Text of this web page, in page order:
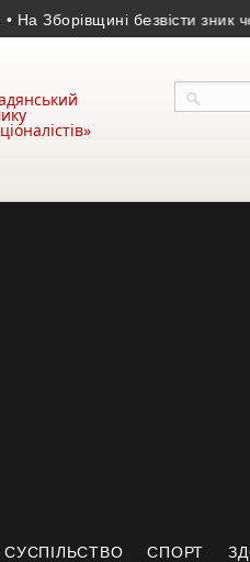
безвісти зник
СУСПІЛЬСТВО СПОРТ